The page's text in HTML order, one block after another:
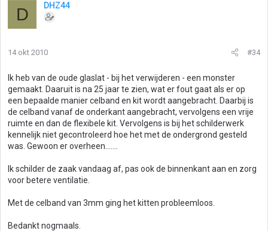
D DHZ44
14 okt 2010 #34
Ik heb van de oude glaslat - bij het verwijderen - een monster
gemaakt. Daaruit is na 25 jaar te zien, wat er fout gaat als er op
een bepaalde manier celband en kit wordt aangebracht. Daarbij is
de celband vanaf de onderkant aangebracht, vervolgens een vrije
ruimte en dan de flexibele kit. Vervolgens is bij het schilderwerk
kennelijk niet gecontroleerd hoe het met de ondergrond gesteld
was. Gewoon er overheen.......
Ik schilder de zaak vandaag af, pas ook de binnenkant aan en zorg
voor betere ventilatie.
Met de celband van 3mm ging het kitten probleemloos.
Bedankt nogmaals.